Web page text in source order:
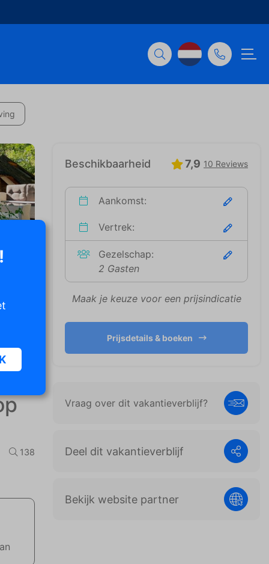
138
Beschikbaarheid 7,9 10 Reviews
Aankomst:
Vertrek:
Gezelschap:
2 Gasten
Maak je keuze voor een prijsindicatie
Prijsdetails & boeken
Vraag over dit vakantieverblijf?
Deel dit vakantieverblijf
Bekijk website partner
te